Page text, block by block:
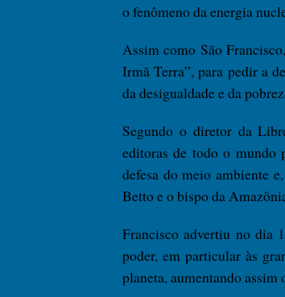
o fenômeno da energia
Assim como São
Irmã Terra”, para pedir a
da desigualdade e da
Segundo o diretor da
editoras de todo o mundo
defesa do meio ambiente
Betto e o bispo da
Francisco advertiu no dia
poder, em particular às
planeta, aumentando assim